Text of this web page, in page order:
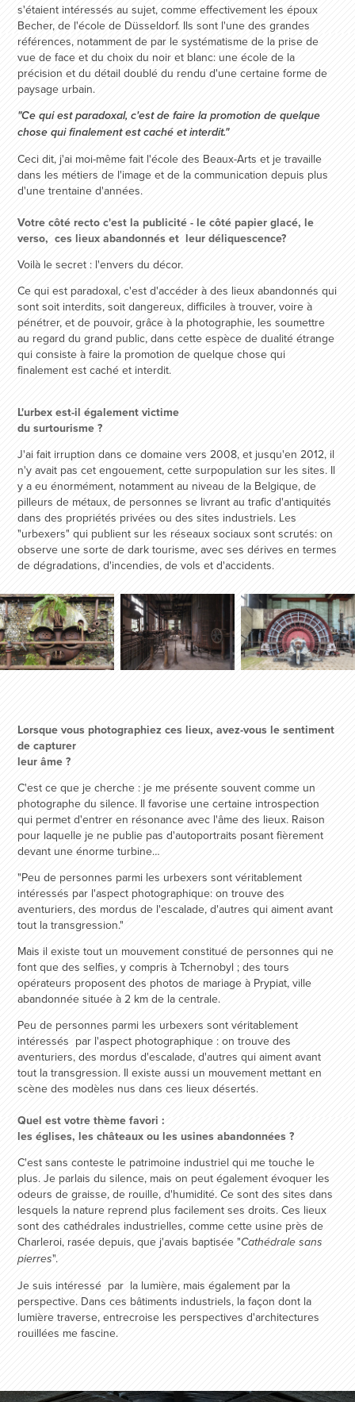
s'étaient intéressés au sujet, comme effectivement les époux
Becher, de l'école de Düsseldorf. Ils sont l'une des grandes
références, notamment de par le systématisme de la prise de
vue de face et du choix du noir et blanc: une école de la
précision et du détail doublé du rendu d'une certaine forme de
paysage urbain.
"Ce qui est paradoxal, c'est de faire la promotion de quelque
chose qui finalement est caché et interdit."
Ceci dit, j'ai moi-même fait l'école des Beaux-Arts et je travaille
dans les métiers de l'image et de la communication depuis plus
d'une trentaine d'années.
Votre côté recto c'est la publicité - le côté papier glacé, le
verso, ces lieux abandonnés et leur déliquescence?
Voilà le secret : l'envers du décor.
Ce qui est paradoxal, c'est d'accéder à des lieux abandonnés qui
sont soit interdits, soit dangereux, difficiles à trouver, voire à
pénétrer, et de pouvoir, grâce à la photographie, les soumettre
au regard du grand public, dans cette espèce de dualité étrange
qui consiste à faire la promotion de quelque chose qui
finalement est caché et interdit.
L'urbex est-il également victime
du surtourisme ?
J'ai fait irruption dans ce domaine vers 2008, et jusqu'en 2012, il
n'y avait pas cet engouement, cette surpopulation sur les sites. Il
y a eu énormément, notamment au niveau de la Belgique, de
pilleurs de métaux, de personnes se livrant au trafic d'antiquités
dans des propriétés privées ou des sites industriels. Les
"urbexers" qui publient sur les réseaux sociaux sont scrutés: on
observe une sorte de dark tourisme, avec ses dérives en termes
de dégradations, d'incendies, de vols et d'accidents.
Lorsque vous photographiez ces lieux, avez-vous le sentiment
de capturer
leur âme ?
C'est ce que je cherche : je me présente souvent comme un
photographe du silence. Il favorise une certaine introspection
qui permet d'entrer en résonance avec l'âme des lieux. Raison
pour laquelle je ne publie pas d'autoportraits posant fièrement
devant une énorme turbine…
"Peu de personnes parmi les urbexers sont véritablement
intéressés par l'aspect photographique: on trouve des
aventuriers, des mordus de l'escalade, d'autres qui aiment avant
tout la transgression."
Mais il existe tout un mouvement constitué de personnes qui ne
font que des selfies, y compris à Tchernobyl ; des tours
opérateurs proposent des photos de mariage à Prypiat, ville
abandonnée située à 2 km de la centrale.
Peu de personnes parmi les urbexers sont véritablement
intéressés par l'aspect photographique : on trouve des
aventuriers, des mordus d'escalade, d'autres qui aiment avant
tout la transgression. Il existe aussi un mouvement mettant en
scène des modèles nus dans ces lieux désertés.
Quel est votre thème favori :
les églises, les châteaux ou les usines abandonnées ?
C'est sans conteste le patrimoine industriel qui me touche le
plus. Je parlais du silence, mais on peut également évoquer les
odeurs de graisse, de rouille, d'humidité. Ce sont des sites dans
lesquels la nature reprend plus facilement ses droits. Ces lieux
sont des cathédrales industrielles, comme cette usine près de
Charleroi, rasée depuis, que j'avais baptisée "Cathédrale sans
pierres".
Je suis intéressé par la lumière, mais également par la
perspective. Dans ces bâtiments industriels, la façon dont la
lumière traverse, entrecroise les perspectives d'architectures
rouillées me fascine.